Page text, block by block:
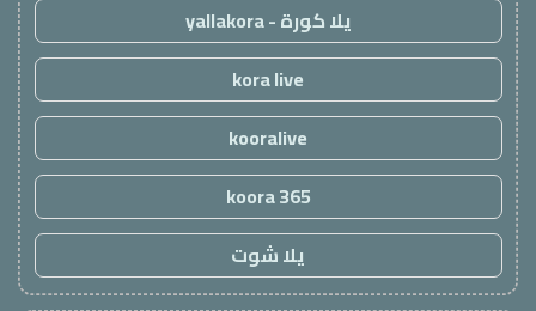
يلا كورة - yallakora
kora live
kooralive
koora 365
يلا شوت